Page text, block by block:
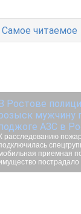
Самое читаемое
Ростове
мужчину
АЗС в
К расследованию
приемная